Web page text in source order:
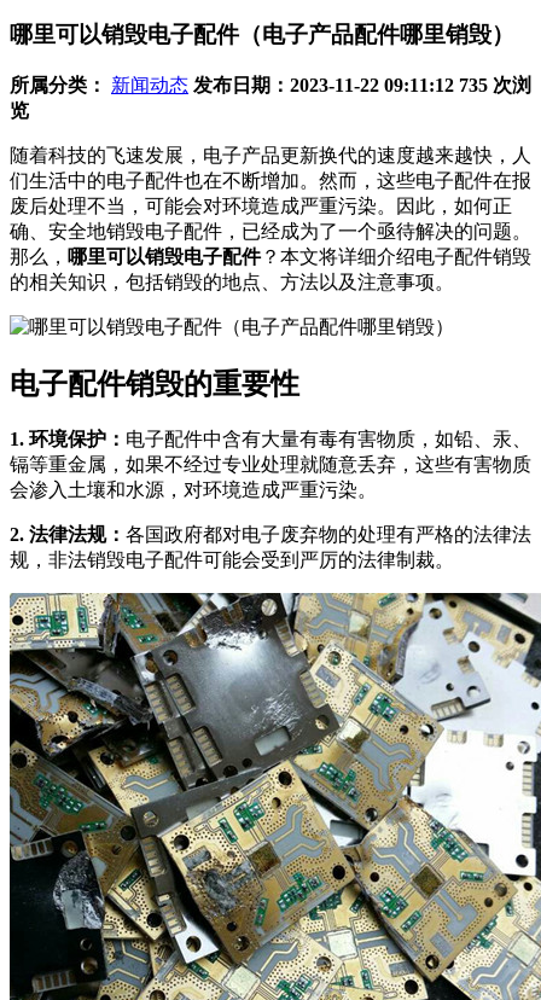
哪里可以销毁电子配件（电子产品配件哪里销毁）
所属分类： 新闻动态 发布日期：2023-11-22 09:11:12 735 次浏
览
随着科技的飞速发展，电子产品更新换代的速度越来越快，人
们生活中的电子配件也在不断增加。然而，这些电子配件在报
废后处理不当，可能会对环境造成严重污染。因此，如何正
确、安全地销毁电子配件，已经成为了一个亟待解决的问题。
那么， 哪里可以销毁电子配件？本文将详细介绍电子配件销毁
的相关知识，包括销毁的地点、方法以及注意事项。
电子配件销毁的重要性
1. 环境保护： 电子配件中含有大量有毒有害物质，如铅、汞、
镉等重金属，如果不经过专业处理就随意丢弃，这些有害物质
会渗入土壤和水源，对环境造成严重污染。
2. 法律法规： 各国政府都对电子废弃物的处理有严格的法律法
规，非法销毁电子配件可能会受到严厉的法律制裁。